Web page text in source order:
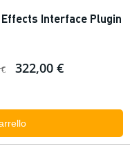
Interface Plugin
€ 322,00 €